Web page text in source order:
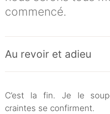
commencé.
Au revoir et adieu
C’est la fin. Je le
craintes se confirment.